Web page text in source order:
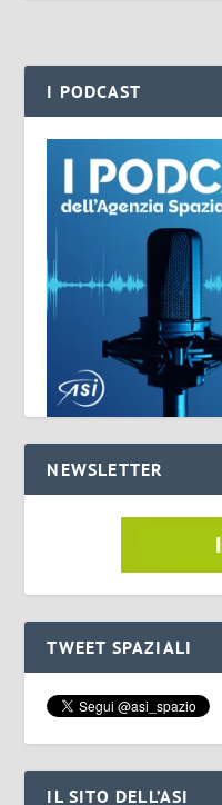
I PODCAST
NEWSLETTER
TWEET SPAZIALI
IL SITO DELL’ASI